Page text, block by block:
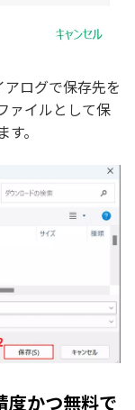
ログで保存先を
ァイルとして保
。
度かつ無料で